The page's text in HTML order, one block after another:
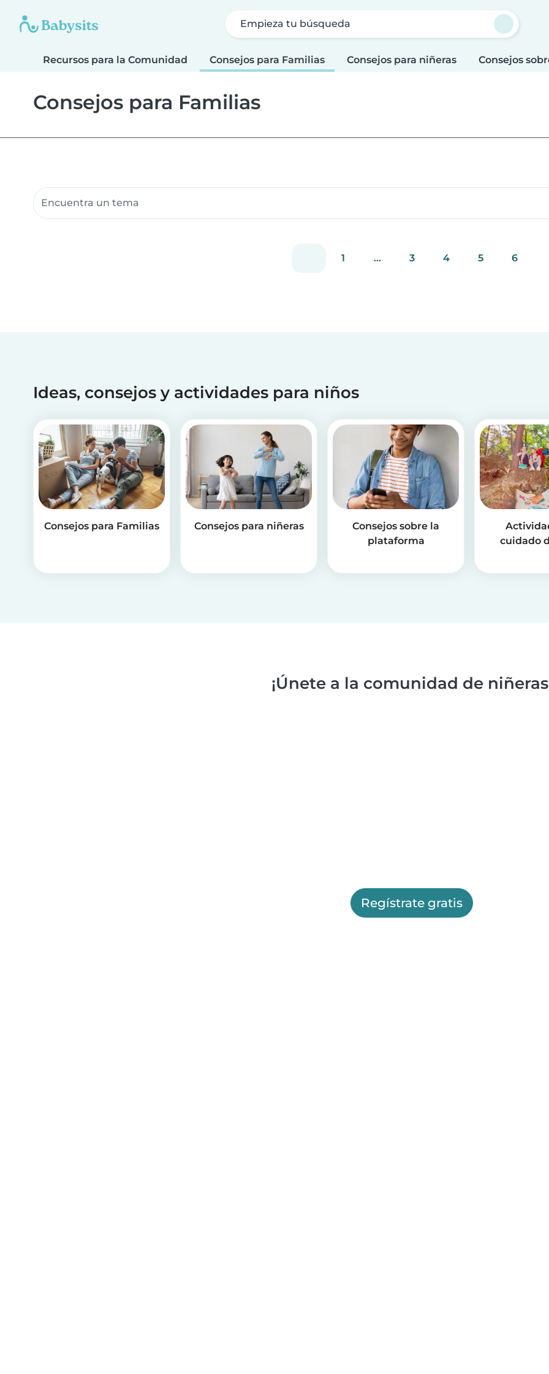
Empieza tu búsqueda
Recursos para la Comunidad Consejos para Familias Consejos para niñeras Consejos
Consejos para Familias
Buscar recursos para la comunidad
1 ... 3 4 5 6
Ideas, consejos y actividades para niños
Consejos para Familias Consejos para niñeras
Consejos sobre la
plataforma
cuidado
¡Únete a la comunidad de
Regístrate gratis